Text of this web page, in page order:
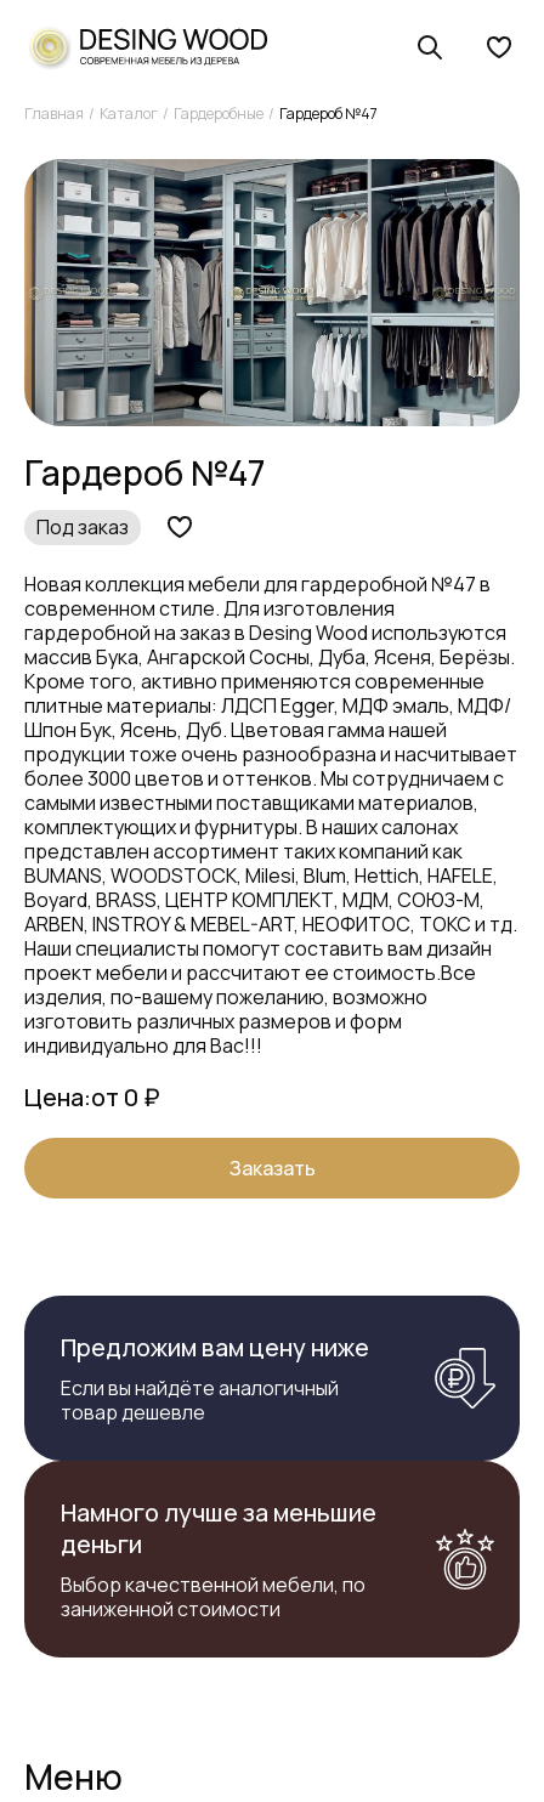
Главная Каталог Гардеробные Гардероб №47
Гардероб №47
Под заказ
Новая коллекция мебели для гардеробной №47 в
современном стиле. Для изготовления
гардеробной на заказ в Desing Wood используются
массив Бука, Ангарской Сосны, Дуба, Ясеня, Берёзы.
Кроме того, активно применяются современные
плитные материалы: ЛДСП Egger, МДФ эмаль, МДФ/
Шпон Бук, Ясень, Дуб. Цветовая гамма нашей
продукции тоже очень разнообразна и насчитывает
более 3000 цветов и оттенков. Мы сотрудничаем с
самыми известными поставщиками материалов,
комплектующих и фурнитуры. В наших салонах
представлен ассортимент таких компаний как
BUMANS, WOODSTOCK, Milesi, Blum, Hettich, HAFELE,
Boyard, BRASS, ЦЕНТР КОМПЛЕКТ, МДМ, СОЮЗ-М,
ARBEN, INSTROY & MEBEL-ART, НЕОФИТОС, ТОКС и тд.
Наши специалисты помогут составить вам дизайн
проект мебели и рассчитают ее стоимость.Все
изделия, по-вашему пожеланию, возможно
изготовить различных размеров и форм
индивидуально для Вас!!!
Цена:от 0 ₽
Заказать
Предложим вам цену ниже
Если вы найдёте аналогичный
товар дешевле
Намного лучше за меньшие
деньги
Выбор качественной мебели, по
заниженной стоимости
Меню